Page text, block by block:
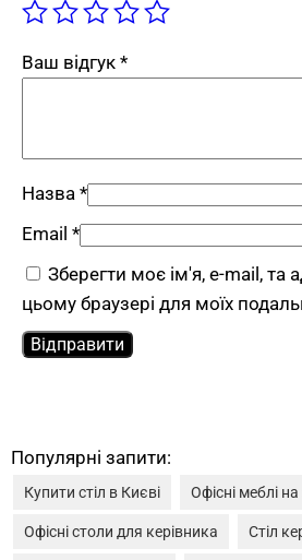
Light Loft, що дозволяє
Також у серії Premier:Premier-
FLEX PRIDE виготовляє меблі
стандартні розміри — від 5
нестандартні — від 10 днів.
Viber,Telegramабо
+38067-4-144-144 .
Ваш відгук *
Назва *
Email *
Зберегти моє ім'я, e-mail, та
цьому браузері для моїх
Популярні запити:
Купити стіл в Києві Офісні меблі
Офісні столи для керівника Стіл